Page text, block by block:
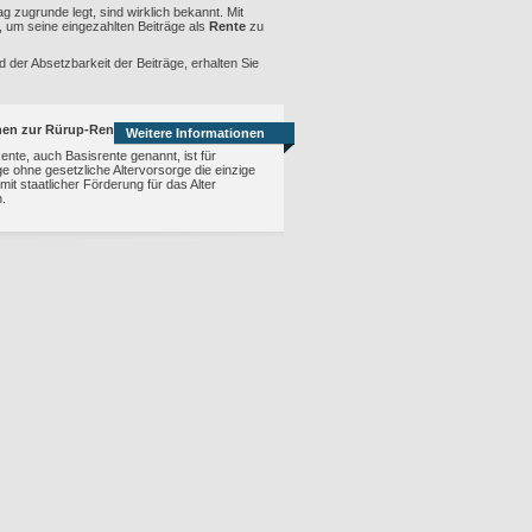
zugrunde legt, sind wirklich bekannt. Mit
seine eingezahlten Beiträge als Rente zu
der Absetzbarkeit der Beiträge, erhalten Sie
zur Rürup-Rente
auch Basisrente genannt, ist für
ohne gesetzliche Altervorsorge die einzige
staatlicher Förderung für das Alter
Weitere Informationen